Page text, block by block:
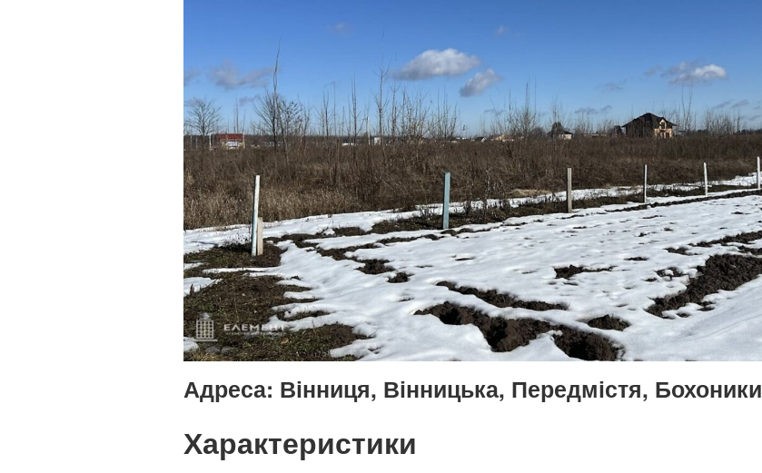
Адреса: Вінниця, Вінницька, Передмістя, Бохоники
Характеристики